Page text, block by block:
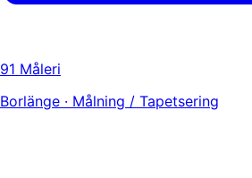
91 Måleri
Borlänge · Målning / Tapetsering